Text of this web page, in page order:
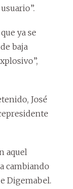
ya se
baja
José
aquel
cambiando
Digemabel.